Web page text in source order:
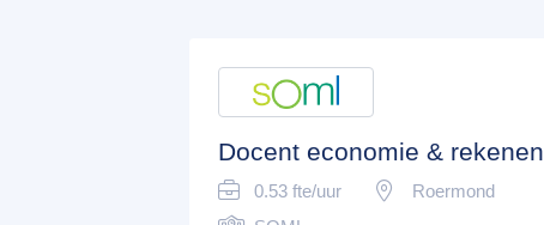
Docent economie & rekenen
0.53 fte/uur
Roermond